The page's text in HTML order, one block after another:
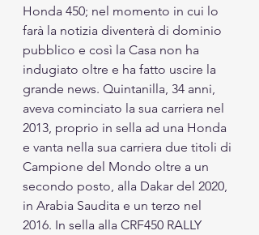
Honda 450; nel momento in cui lo
farà la notizia diventerà di dominio
pubblico e così la Casa non ha
indugiato oltre e ha fatto uscire la
grande news. Quintanilla, 34 anni,
aveva cominciato la sua carriera nel
2013, proprio in sella ad una Honda
e vanta nella sua carriera due titoli di
Campione del Mondo oltre a un
secondo posto, alla Dakar del 2020,
in Arabia Saudita e un terzo nel
2016. In sella alla CRF450 RALLY